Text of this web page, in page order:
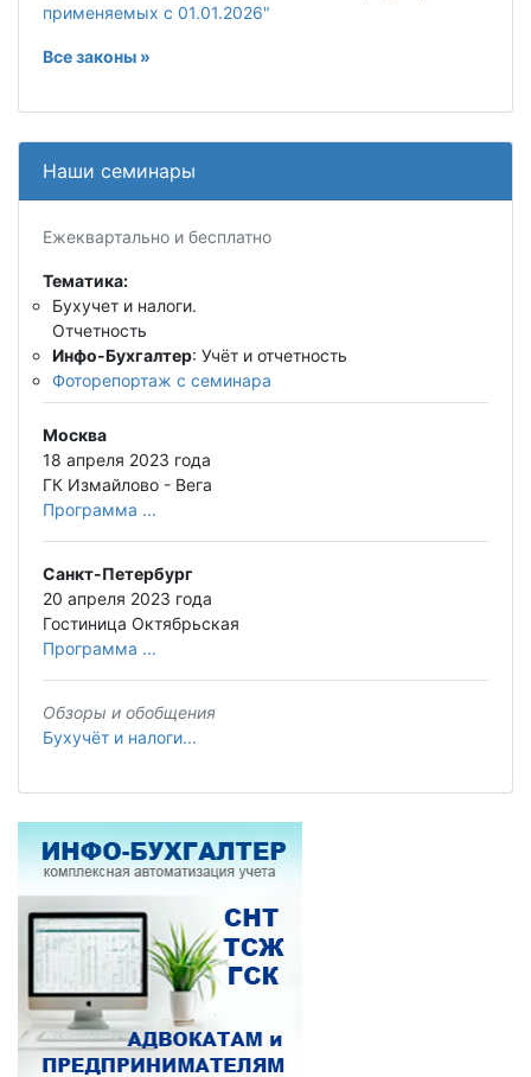
применяемых с 01.01.2026"
Все законы »
Наши семинары
Ежеквартально и бесплатно
Тематика:
Бухучет и налоги.
Отчетность
Инфо-Бухгалтер: Учёт и отчетность
Фоторепортаж с семинара
Москва
18 апреля 2023 года
ГК Измайлово - Вега
Программа ...
Санкт-Петербург
20 апреля 2023 года
Гостиница Октябрьская
Программа ...
Обзоры и обобщения
Бухучёт и налоги...